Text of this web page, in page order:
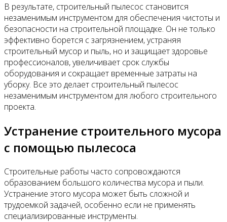
В результате, строительный пылесос становится
незаменимым инструментом для обеспечения чистоты и
безопасности на строительной площадке. Он не только
эффективно борется с загрязнением, устраняя
строительный мусор и пыль, но и защищает здоровье
профессионалов, увеличивает срок службы
оборудования и сокращает временные затраты на
уборку. Все это делает строительный пылесос
незаменимым инструментом для любого строительного
проекта.
Устранение строительного мусора
с помощью пылесоса
Строительные работы часто сопровождаются
образованием большого количества мусора и пыли.
Устранение этого мусора может быть сложной и
трудоемкой задачей, особенно если не применять
специализированные инструменты.